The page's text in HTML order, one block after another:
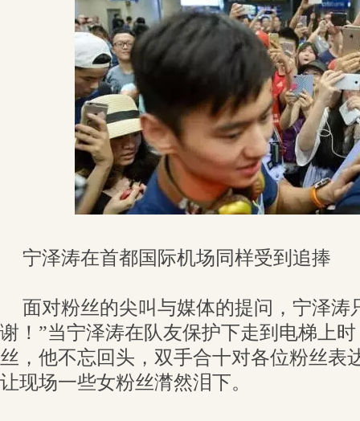
宁泽涛在首都国际机场同样受到追捧
面对粉丝的尖叫与媒体的提问，宁泽涛
谢！”当宁泽涛在队友保护下走到电梯上
丝，他不忘回头，双手合十对各位粉丝表
让现场一些女粉丝潸然泪下。